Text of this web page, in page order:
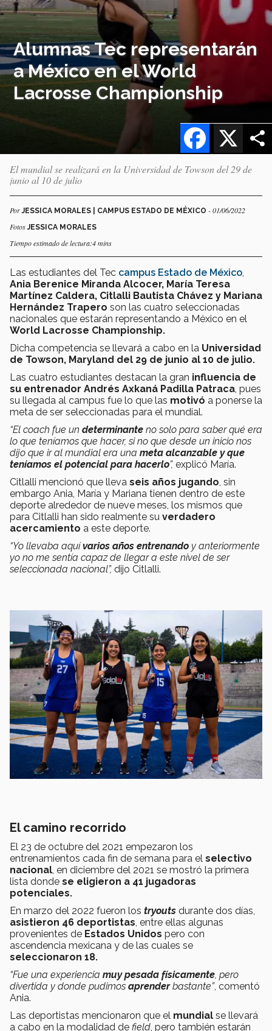
Alumnas Tec representarán
a México en el World
Lacrosse Championship
X
Facebook
El mundial se realizará en la Universidad de Towson del 29 de
junio al 10 de julio
PorJESSICA MORALES | CAMPUS ESTADO DE MÉXICO - 01/06/2022
FotosJESSICA MORALES
Tiempo estimado de lectura:4 mins
Las estudiantes del Tec campus Estado de México
Ania Berenice Miranda Alcocer, María Teresa
Martínez Caldera, Citlalli Bautista Chávez y Mariana
Hernández Trapero son las cuatro seleccionadas
nacionales que estarán representando a México en el
World Lacrosse Championship.
Dicha competencia se llevará a cabo en la Universidad
de Towson, Maryland del 29 de junio al 10 de julio.
Las cuatro estudiantes destacan la gran influencia de
su entrenador Andrés Axkaná Padilla Patraca , pues
su llegada al campus fue lo que las motivó a ponerse la
meta de ser seleccionadas para el mundial.
“El coach fue un determinante no solo para saber qué era
lo que teníamos que hacer, si no que desde un inicio nos
dijo que ir al mundial era una meta alcanzable y que
teníamos el potencial para hacerlo”, explicó María.
Citlalli mencionó que lleva seis años jugando , sin
embargo Ania, María y Mariana tienen dentro de este
deporte alrededor de nueve meses, los mismos que
para Citlalli han sido realmente su verdadero
acercamiento a este deporte.
“Yo llevaba aquívarios años entrenando y anteriormente
yo no me sentía capaz de llegar a este nivel de ser
seleccionada nacional”, dijo Citlalli.
El camino recorrido
El 23 de octubre del 2021 empezaron los
entrenamientos cada fin de semana para el selectivo
nacional, en diciembre del 2021 se mostró la primera
lista donde se eligieron a 41 jugadoras
potenciales.
En marzo del 2022 fueron los tryouts durante dos días,
asistieron 46 deportistas, entre ellas algunas
provenientes de Estados Unidos pero con
ascendencia mexicana y de las cuales se
seleccionaron 18.
“Fue una experiencia muy pesada físicamente, pero
divertida y donde pudimos aprenderbastante”, comentó
Ania.
Las deportistas mencionaron que el mundial se llevará
a cabo en la modalidad de field, pero también estarán